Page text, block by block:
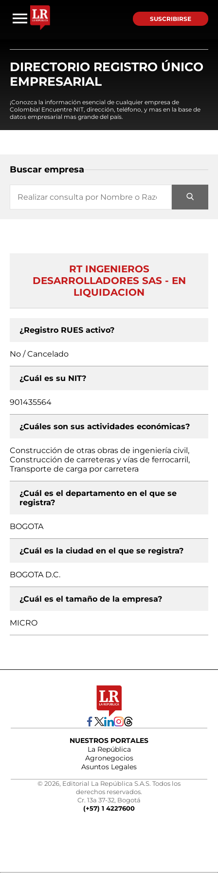
SUSCRIBIRSE
DIRECTORIO REGISTRO ÚNICO
EMPRESARIAL
¡Conozca la información esencial de cualquier empresa de
Colombia! Encuentre NIT, dirección, teléfono, y mas en la base de
datos empresarial mas grande del país.
Buscar empresa
RT INGENIEROS
DESARROLLADORES SAS - EN
LIQUIDACION
¿Registro RUES activo?
No / Cancelado
¿Cuál es su NIT?
901435564
¿Cuáles son sus actividades económicas?
Construcción de otras obras de ingeniería civil,
Construcción de carreteras y vías de ferrocarril,
Transporte de carga por carretera
¿Cuál es el departamento en el que se
registra?
BOGOTA
¿Cuál es la ciudad en el que se registra?
BOGOTA D.C.
¿Cuál es el tamaño de la empresa?
MICRO
NUESTROS PORTALES
La República
Agronegocios
Asuntos Legales
© 2026, Editorial La República S.A.S. Todos los
derechos reservados.
Cr. 13a 37-32, Bogotá
(+57) 1 4227600